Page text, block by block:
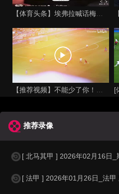
推荐录像
[ 北马其甲 ] 2026年02月16日_斯库皮VS
[ 法甲 ] 2026年01月26日_法甲 里昂VS